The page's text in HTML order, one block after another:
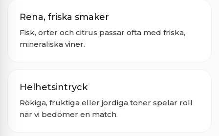
Rena, friska smaker
Fisk, örter och citrus passar ofta med friska,
mineraliska viner.
Helhetsintryck
Rökiga, fruktiga eller jordiga toner spelar roll
när vi bedömer en match.